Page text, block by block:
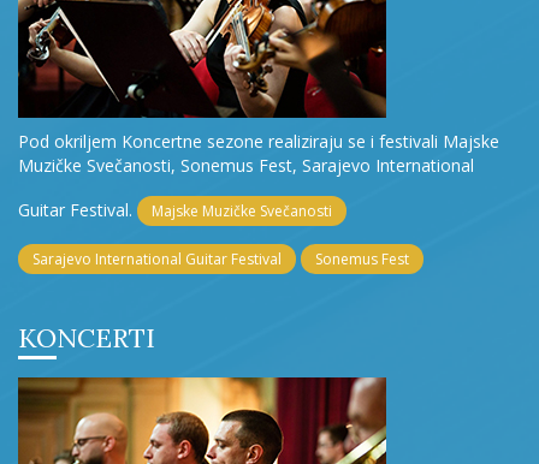
Pod okriljem Koncertne sezone realiziraju se i festivali Majske
Muzičke Svečanosti, Sonemus Fest, Sarajevo International
Guitar Festival.
Majske Muzičke Svečanosti
Sarajevo International Guitar Festival Sonemus Fest
KONCERTI